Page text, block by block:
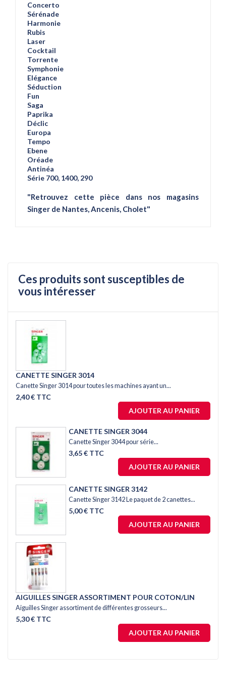
Concerto
Sérénade
Harmonie
Rubis
Laser
Cocktail
Torrente
Symphonie
Elégance
Séduction
Fun
Saga
Paprika
Déclic
Europa
Tempo
Ebene
Oréade
Antinéa
Série 700, 1400, 290
"Retrouvez cette pièce dans nos magasins
Singer de Nantes, Ancenis, Cholet"
Ces produits sont susceptibles de
vous intéresser
CANETTE SINGER 3014
Canette Singer 3014 pour toutes les machines ayant un...
2,40 € TTC
AJOUTER AU PANIER
CANETTE SINGER 3044
Canette Singer 3044 pour série...
3,65 € TTC
AJOUTER AU PANIER
CANETTE SINGER 3142
Canette Singer 3142 Le paquet de 2 canettes...
5,00 € TTC
AJOUTER AU PANIER
AIGUILLES SINGER ASSORTIMENT POUR COTON/LIN
Aiguilles Singer assortiment de différentes grosseurs...
5,30 € TTC
AJOUTER AU PANIER